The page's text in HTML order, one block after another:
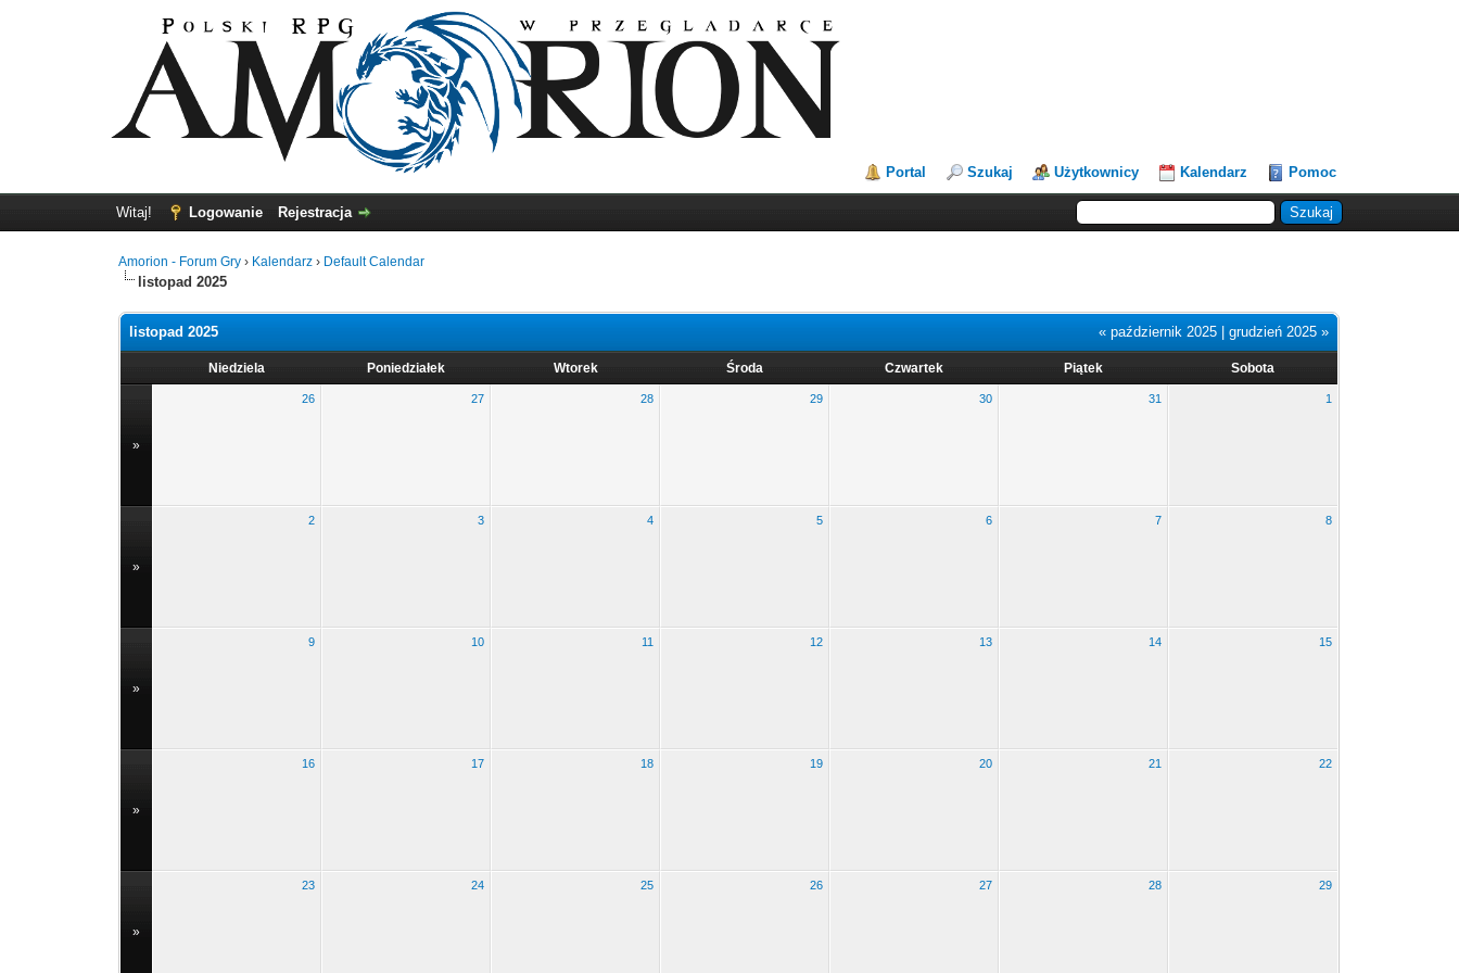
Portal Szukaj Użytkownicy Kalendarz Pomoc
Witaj! Logowanie Rejestracja
Amorion - Forum Gry › Kalendarz › Default Calendar
listopad 2025
« październik 2025 |grudzień 2025 »
listopad 2025
Niedziela Poniedziałek Wtorek Środa Czwartek Piątek Sobota
»
26 27 28 29 30 31 1
»
2 3 4 5 6 7 8
»
9 10 11 12 13 14 15
»
16 17 18 19 20 21 22
»
23 24 25 26 27 28 29